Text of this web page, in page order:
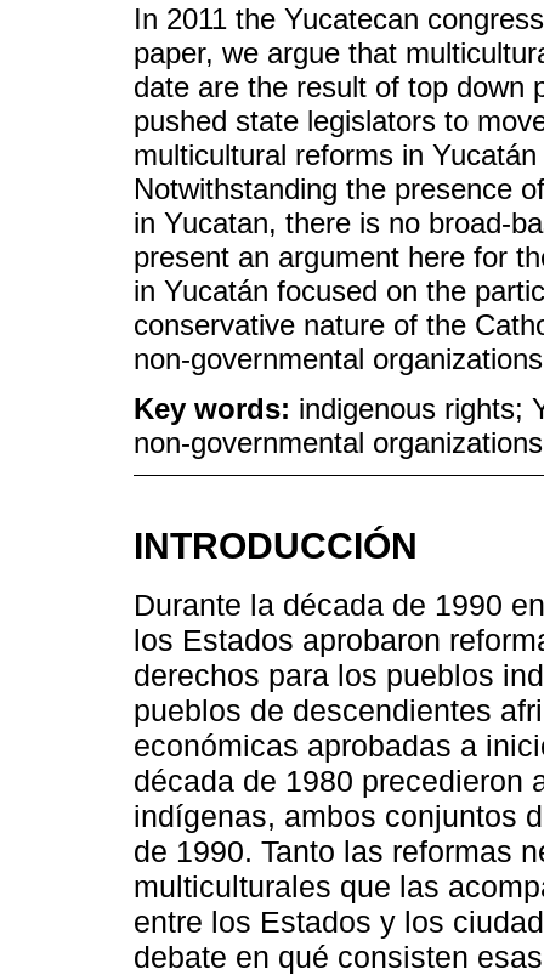
In 2011 the Yucatecan
paper, we argue that
date are the result of top down
pushed state legislators to
multicultural reforms in
Notwithstanding the presence
in Yucatan, there is no broad-
present an argument here for
in Yucatán focused on the
conservative nature of the
non-governmental
Key words: indigenous rights;
non-governmental organizations
INTRODUCCIÓN
Durante la década de 1990
los Estados aprobaron
derechos para los pueblos
pueblos de descendientes
económicas aprobadas a
década de 1980 precedieron
indígenas, ambos conjuntos
de 1990. Tanto las reformas
multiculturales que las
entre los Estados y los
debate en qué consisten